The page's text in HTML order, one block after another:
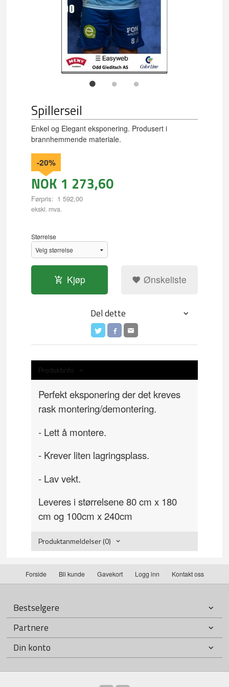
Spillerseil
Enkel og Elegant eksponering. Produsert i
brannhemmende materiale.
NOK 1 273,60
Førpris: 1 592,00
Rabatt
-20%
ekskl. mva.
Størrelse
Kjøp Ønskeliste
Del dette
Produktinfo
Perfekt eksponering der det kreves
rask montering/demontering.
- Lett å montere.
- Krever liten lagringsplass.
- Lav vekt.
Leveres i størrelsene 80 cm x 180
cm og 100cm x 240cm
Produktanmeldelser (0)
Forside Bli kunde Gavekort Logg inn Kontakt oss
Bestselgere
Partnere
Din konto